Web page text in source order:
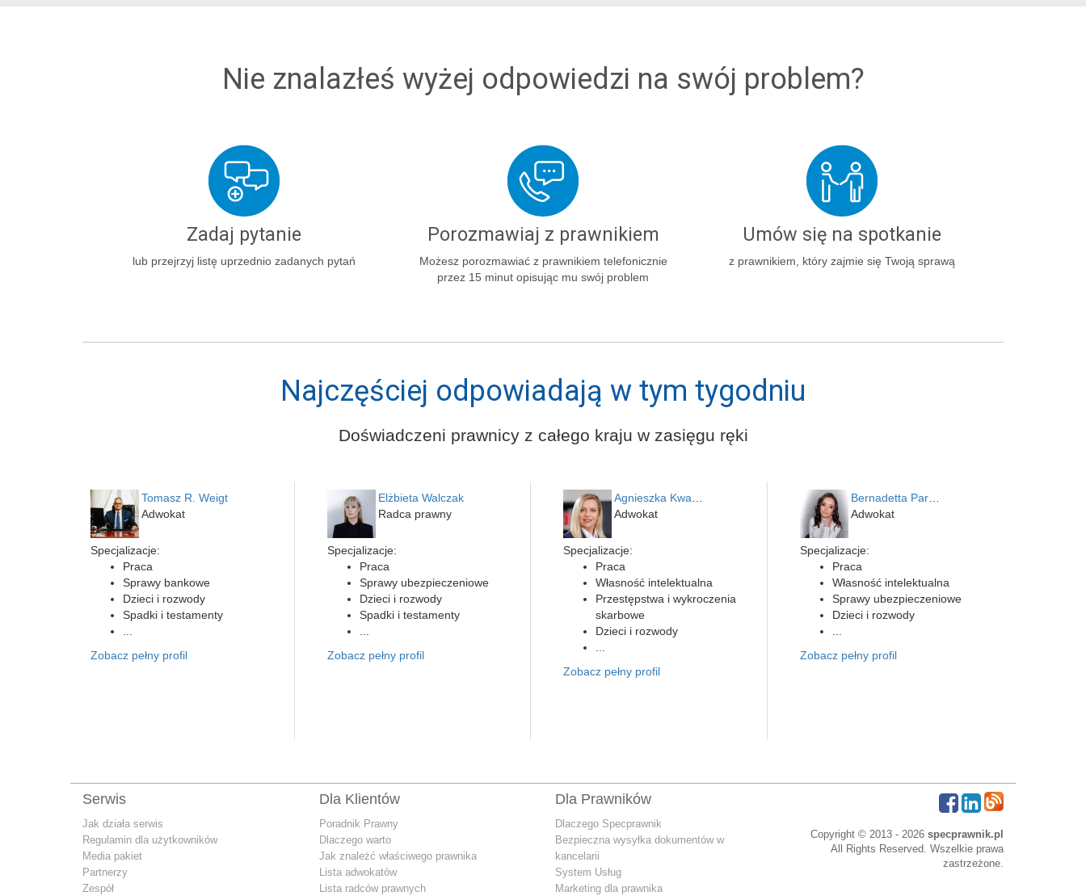
Nie znalazłeś wyżej odpowiedzi na swój problem?
Zadaj pytanie
lub przejrzyj listę uprzednio zadanych pytań
Porozmawiaj z prawnikiem
Możesz porozmawiać z prawnikiem telefonicznie
przez 15 minut opisując mu swój problem
Umów się na spotkanie
z prawnikiem, który zajmie się Twoją sprawą
Najczęściej odpowiadają w tym tygodniu
Doświadczeni prawnicy z całego kraju w zasięgu ręki
Tomasz R. Weigt
Adwokat
Specjalizacje:
Praca
Sprawy bankowe
Dzieci i rozwody
Spadki i testamenty
Zobacz pełny profil
Elżbieta Walczak
Radca prawny
Specjalizacje:
Praca
Sprawy ubezpieczeniowe
Dzieci i rozwody
Spadki i testamenty
Zobacz pełny profil
Adwokat
Specjalizacje:
Praca
Własność intelektualna
Przestępstwa i wykroczenia
skarbowe
Dzieci i rozwody
Zobacz pełny profil
Bernadetta Parusińska- U…
Adwokat
Specjalizacje:
Praca
Własność intelektualna
Sprawy ubezpieczeniowe
Dzieci i rozwody
Zobacz pełny profil
Serwis
Jak działa serwis
Regulamin dla użytkowników
Media pakiet
Partnerzy
Zespół
Dla Klientów
Poradnik Prawny
Dlaczego warto
Jak znależć właściwego prawnika
Lista adwokatów
Lista radców prawnych
Dla Prawników
Dlaczego Specprawnik
Bezpieczna wysyłka dokumentów w
kancelarii
System Usług
Marketing dla prawnika
Copyright © 2013 - 2026 specprawnik.pl
All Rights Reserved. Wszelkie prawa
zastrzeżone.